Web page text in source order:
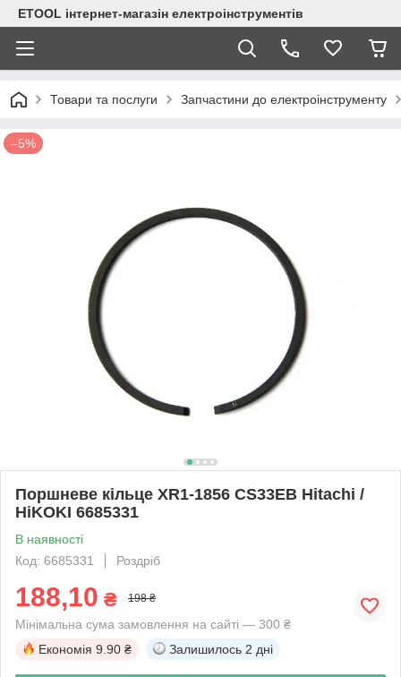
ETOOL інтернет-магазін електроінструментів
Товари та послуги Запчастини до електроінструменту
–5%
Поршневе кільце XR1-1856 CS33EB Hitachi /
HiKOKI 6685331
В наявності
Код: 6685331
Роздріб
188,10 ₴ 198 ₴
Мінімальна сума замовлення на сайті — 300 ₴
Економія 9.90 ₴ Залишилось 2 дні